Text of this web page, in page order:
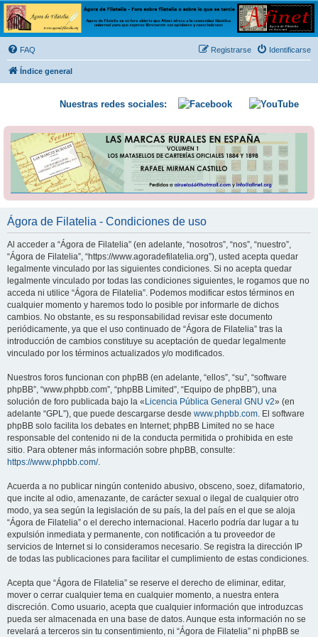
Ágora de Filatelia
Foro sobre filatelia o sobre lo que se tercie. Ágora de Filatelia es un foro abierto que Afinet
ofrece a la comunidad filatélica universal para que exprese libremente sus opiniones y
conocimientos
FAQ Identificarse
Registrarse
Índice general
Nuestras redes sociales:
Ágora de Filatelia - Condiciones de uso
Al acceder a “Ágora de Filatelia” (en adelante, “nosotros”, “nos”, “nuestro”,
“Ágora de Filatelia”, “https://www.agoradefilatelia.org”), usted acepta quedar
legalmente vinculado por las siguientes condiciones. Si no acepta quedar
legalmente vinculado por todas las condiciones siguientes, le rogamos que no
acceda ni utilice “Ágora de Filatelia”. Podemos modificar estos términos en
cualquier momento y haremos todo lo posible por informarle de dichos
cambios. No obstante, es su responsabilidad revisar este documento
periódicamente, ya que el uso continuado de “Ágora de Filatelia” tras la
introducción de cambios constituye su aceptación de quedar legalmente
vinculado por los términos actualizados y/o modificados.
Nuestros foros funcionan con phpBB (en adelante, “ellos”, “su”, “software
phpBB”, “www.phpbb.com”, “phpBB Limited”, “Equipo de phpBB”), una
solución de foro publicada bajo la « Licencia Pública General GNU v2» (en
adelante “GPL”), que puede descargarse desde www.phpbb.com. El software
phpBB solo facilita los debates en Internet; phpBB Limited no se hace
responsable del contenido ni de la conducta permitida o prohibida en este
sitio. Para obtener más información sobre phpBB, consulte:
https://www.phpbb.com/.
Acuerda a no publicar ningún contenido abusivo, obsceno, soez, difamatorio,
que incite al odio, amenazante, de carácter sexual o ilegal de cualquier otro
modo, ya sea según la legislación de su país, la del país en el que se aloja
“Ágora de Filatelia” o el derecho internacional. Hacerlo podría dar lugar a tu
expulsión inmediata y permanente, con notificación a tu proveedor de
servicios de Internet si lo consideramos necesario. Se registra la dirección IP
de todas las publicaciones para facilitar el cumplimiento de estas condiciones.
Acepta que “Ágora de Filatelia” se reserve el derecho de eliminar, editar,
mover o cerrar cualquier tema en cualquier momento, a nuestra entera
discreción. Como usuario, acepta que cualquier información que introduzcas
pueda ser almacenada en una base de datos. Aunque esta información no se
revelará a terceros sin tu consentimiento, ni “Ágora de Filatelia” ni phpBB se